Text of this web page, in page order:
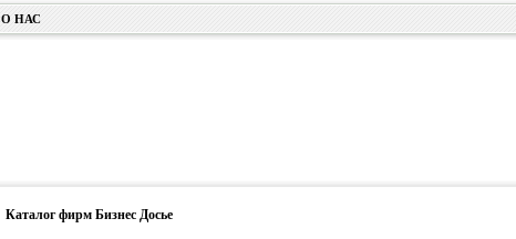
О НАС
Каталог фирм Бизнес Досье